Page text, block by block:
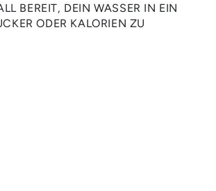
BEREIT, DEIN WASSER IN EIN
ODER KALORIEN ZU